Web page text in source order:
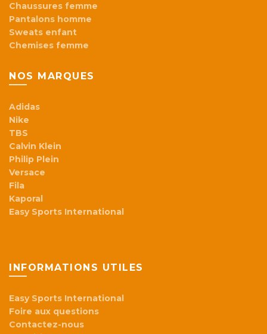
Chaussures femme
Pantalons homme
Sweats enfant
Chemises femme
NOS MARQUES
Adidas
Nike
TBS
Calvin Klein
Philip Plein
Versace
Fila
Kaporal
Easy Sports International
INFORMATIONS UTILES
Easy Sports International
Foire aux questions
Contactez-nous